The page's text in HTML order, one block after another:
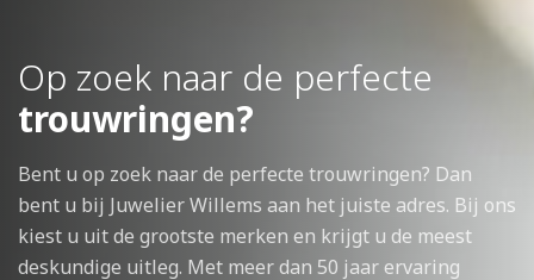
Op zoek naar de perfecte
trouwringen?
Bent u op zoek naar de perfecte trouwringen? Dan
bent u bij Juwelier Willems aan het juiste adres. Bij ons
kiest u uit de grootste merken en krijgt u de meest
deskundige uitleg. Met meer dan 50 jaar ervaring